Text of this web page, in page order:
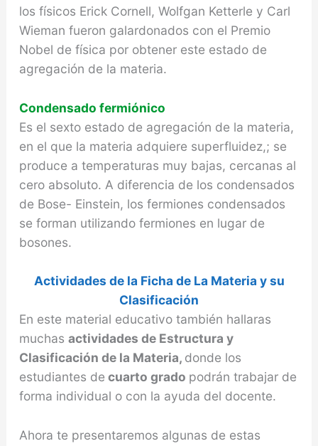
los físicos Erick Cornell, Wolfgan Ketterle y Carl
Wieman fueron galardonados con el Premio
Nobel de física por obtener este estado de
agregación de la materia.
Condensado fermiónico
Es el sexto estado de agregación de la materia,
en el que la materia adquiere superfluidez,; se
produ­ce a temperaturas muy bajas, cercanas al
cero ab­soluto. A diferencia de los condensados
de Bose- Einstein, los fermiones condensados
se forman utilizando fermiones en lugar de
bosones.
Actividades de la Ficha de La Materia y su
Clasificación
En este material educativo también hallaras
muchas actividades de Estructura y
Clasificación de la Materia, donde los
estudiantes de cuarto grado podrán trabajar de
forma individual o con la ayuda del docente.
Ahora te presentaremos algunas de estas